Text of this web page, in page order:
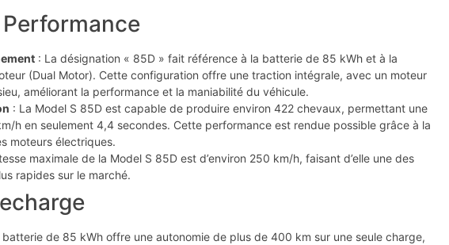
: La désignation « 85D » fait référence à la batterie de 85 kWh et à la
(Dual Motor). Cette configuration offre une traction intégrale, avec un moteur
améliorant la performance et la maniabilité du véhicule.
: La Model S 85D est capable de produire environ 422 chevaux, permettant une
h en seulement 4,4 secondes. Cette performance est rendue possible grâce à la
moteurs électriques.
maximale de la Model S 85D est d’environ 250 km/h, faisant d’elle une des
rapides sur le marché.
batterie de 85 kWh offre une autonomie de plus de 400 km sur une seule charge,